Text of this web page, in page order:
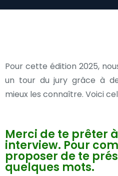
Pour cette édition 2025,
un tour du jury grâce à
mieux les connaître. Voici
Merci de te prêter
interview. Pour
proposer de te
quelques mots.